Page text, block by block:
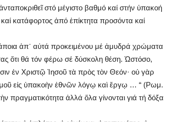
στό μέγιστο βαθμό καί στήν ὑπακοή
κατάφορτος ἀπό ἐπίκτητα προσόντα καί
ἀπ᾽ αὐτά προκειμένου μέ ἀμυδρά χρώματα
ὅτι θά τόν φέρω σέ δύσκολη θέση. Ὡστόσο,
ἐν Χριστῷ Ἰησοῦ τὰ πρὸς τὸν Θεόν· οὐ γὰρ
εἰς ὑπακοὴν ἐθνῶν λόγῳ καὶ ἔργῳ … “ (Ρωμ.
ἀλλά ὅλα γίνονται γιά τή δόξα